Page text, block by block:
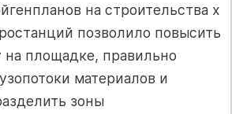
на строительства х
позволило повысить
площадке, правильно
материалов и
зоны